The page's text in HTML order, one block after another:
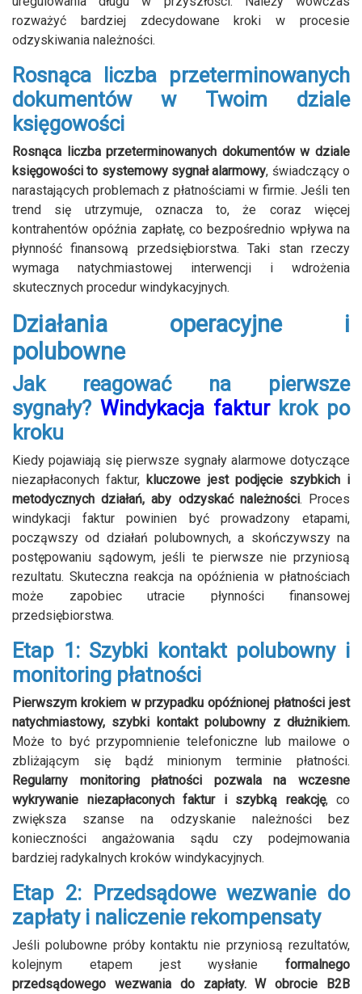
rozważyć bardziej zdecydowane kroki w procesie
odzyskiwania należności.
Rosnąca liczba przeterminowanych
dokumentów w Twoim dziale
księgowości
Rosnąca liczba przeterminowanych dokumentów w dziale
księgowości to systemowy sygnał alarmowy, świadczący o
narastających problemach z płatnościami w firmie. Jeśli ten
trend się utrzymuje, oznacza to, że coraz więcej
kontrahentów opóźnia zapłatę, co bezpośrednio wpływa na
płynność finansową przedsiębiorstwa. Taki stan rzeczy
wymaga natychmiastowej interwencji i wdrożenia
skutecznych procedur windykacyjnych.
Działania operacyjne i
polubowne
Jak reagować na pierwsze
sygnały? Windykacja faktur krok po
kroku
Kiedy pojawiają się pierwsze sygnały alarmowe dotyczące
niezapłaconych faktur, kluczowe jest podjęcie szybkich i
metodycznych działań, aby odzyskać należności. Proces
windykacji faktur powinien być prowadzony etapami,
począwszy od działań polubownych, a skończywszy na
postępowaniu sądowym, jeśli te pierwsze nie przyniosą
rezultatu. Skuteczna reakcja na opóźnienia w płatnościach
może zapobiec utracie płynności finansowej
przedsiębiorstwa.
Etap 1: Szybki kontakt polubowny i
monitoring płatności
Pierwszym krokiem w przypadku opóźnionej płatności jest
natychmiastowy, szybki kontakt polubowny z dłużnikiem.
Może to być przypomnienie telefoniczne lub mailowe o
zbliżającym się bądź minionym terminie płatności.
Regularny monitoring płatności pozwala na wczesne
wykrywanie niezapłaconych faktur i szybką reakcję, co
zwiększa szanse na odzyskanie należności bez
konieczności angażowania sądu czy podejmowania
bardziej radykalnych kroków windykacyjnych.
Etap 2: Przedsądowe wezwanie do
zapłaty i naliczenie rekompensaty
Jeśli polubowne próby kontaktu nie przyniosą rezultatów,
kolejnym etapem jest wysłanie formalnego
przedsądowego wezwania do zapłaty. W obrocie B2B